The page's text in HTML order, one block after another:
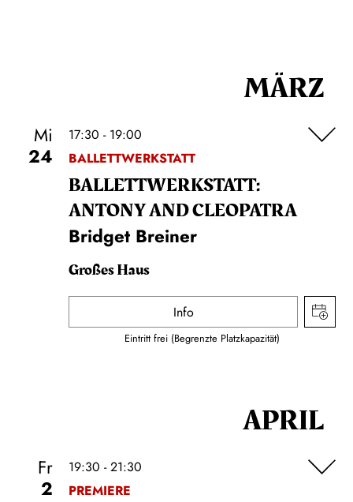
MÄRZ
Mi
24
17:30 - 19:00
BALLETTWERKSTATT
BALLETT­WERKSTATT:
ANTONY AND CLEOPATRA
Bridget Breiner
Großes Haus
Info
Eintritt frei (Begrenzte Platzkapazität)
APRIL
Fr
2
19:30 - 21:30
PREMIERE